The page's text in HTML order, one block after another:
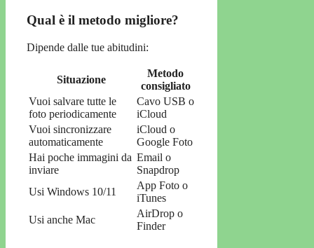
Qual è il metodo migliore?
Dipende dalle tue abitudini:
Situazione
Metodo
consigliato
Vuoi salvare tutte le
foto periodicamente
Cavo USB o
iCloud
Vuoi sincronizzare
automaticamente
iCloud o
Google Foto
Hai poche immagini da
inviare
Email o
Snapdrop
Usi Windows 10/11
App Foto o
iTunes
Usi anche Mac
AirDrop o
Finder